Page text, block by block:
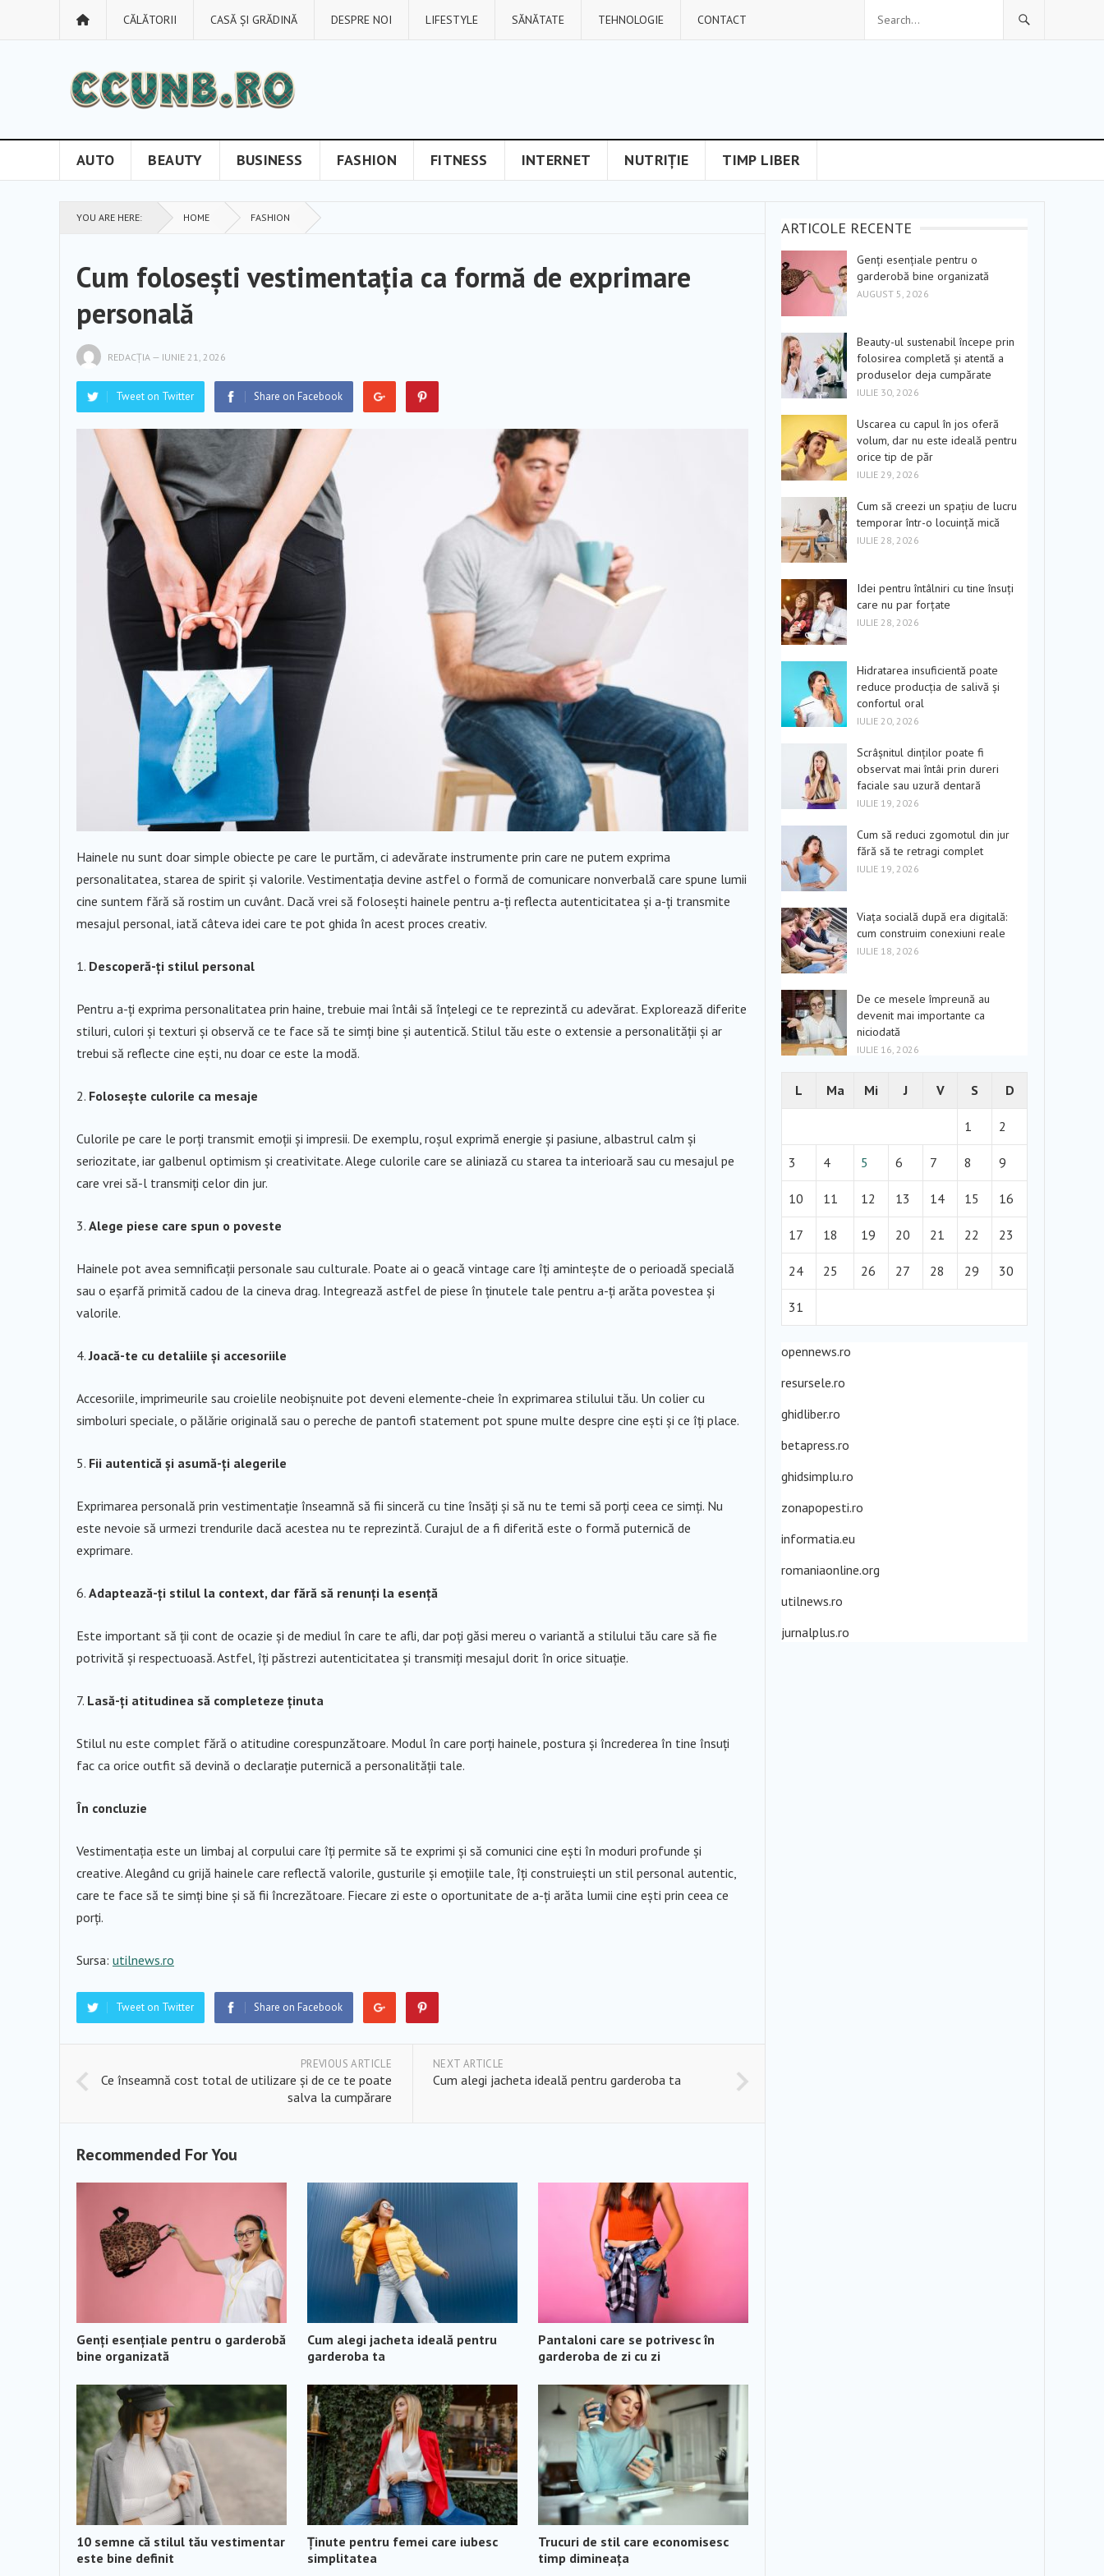
CĂLĂTORII CASĂ ȘI GRĂDINĂ DESPRE NOI LIFESTYLE SĂNĂTATE TEHNOLOGIE CONTACT
AUTO BEAUTY BUSINESS FASHION FITNESS INTERNET NUTRIȚIE TIMP LIBER
YOU ARE HERE: HOME FASHION
Cum folosești vestimentația ca formă de exprimare
personală
REDACȚIA — IUNIE 21, 2026
Tweet on Twitter Share on Facebook
Hainele nu sunt doar simple obiecte pe care le purtăm, ci adevărate instrumente prin care ne putem exprima
personalitatea, starea de spirit și valorile. Vestimentația devine astfel o formă de comunicare nonverbală care spune lumii
cine suntem fără să rostim un cuvânt. Dacă vrei să folosești hainele pentru a-ți reflecta autenticitatea și a-ți transmite
mesajul personal, iată câteva idei care te pot ghida în acest proces creativ.
Descoperă-ți stilul personal
Pentru a-ți exprima personalitatea prin haine, trebuie mai întâi să înțelegi ce te reprezintă cu adevărat. Explorează diferite
stiluri, culori și texturi și observă ce te face să te simți bine și autentică. Stilul tău este o extensie a personalității și ar
trebui să reflecte cine ești, nu doar ce este la modă.
Folosește culorile ca mesaje
Culorile pe care le porți transmit emoții și impresii. De exemplu, roșul exprimă energie și pasiune, albastrul calm și
seriozitate, iar galbenul optimism și creativitate. Alege culorile care se aliniază cu starea ta interioară sau cu mesajul pe
care vrei să-l transmiți celor din jur.
Alege piese care spun o poveste
Hainele pot avea semnificații personale sau culturale. Poate ai o geacă vintage care îți amintește de o perioadă specială
sau o eșarfă primită cadou de la cineva drag. Integrează astfel de piese în ținutele tale pentru a-ți arăta povestea și
valorile.
Joacă-te cu detaliile și accesoriile
Accesoriile, imprimeurile sau croielile neobișnuite pot deveni elemente-cheie în exprimarea stilului tău. Un colier cu
simboluri speciale, o pălărie originală sau o pereche de pantofi statement pot spune multe despre cine ești și ce îți place.
Fii autentică și asumă-ți alegerile
Exprimarea personală prin vestimentație înseamnă să fii sinceră cu tine însăți și să nu te temi să porți ceea ce simți. Nu
este nevoie să urmezi trendurile dacă acestea nu te reprezintă. Curajul de a fi diferită este o formă puternică de
exprimare.
Adaptează-ți stilul la context, dar fără să renunți la esență
Este important să ții cont de ocazie și de mediul în care te afli, dar poți găsi mereu o variantă a stilului tău care să fie
potrivită și respectuoasă. Astfel, îți păstrezi autenticitatea și transmiți mesajul dorit în orice situație.
Lasă-ți atitudinea să completeze ținuta
Stilul nu este complet fără o atitudine corespunzătoare. Modul în care porți hainele, postura și încrederea în tine însuți
fac ca orice outfit să devină o declarație puternică a personalității tale.
În concluzie
Vestimentația este un limbaj al corpului care îți permite să te exprimi și să comunici cine ești în moduri profunde și
creative. Alegând cu grijă hainele care reflectă valorile, gusturile și emoțiile tale, îți construiești un stil personal autentic,
care te face să te simți bine și să fii încrezătoare. Fiecare zi este o oportunitate de a-ți arăta lumii cine ești prin ceea ce
porți.
Sursa: utilnews.ro
Tweet on Twitter Share on Facebook
PREVIOUS ARTICLE
Ce înseamnă cost total de utilizare și de ce te poate
salva la cumpărare
NEXT ARTICLE
Cum alegi jacheta ideală pentru garderoba ta
Recommended For You
Genți esențiale pentru o garderobă
bine organizată
Cum alegi jacheta ideală pentru
garderoba ta
Pantaloni care se potrivesc în
garderoba de zi cu zi
10 semne că stilul tău vestimentar
este bine definit
Ținute pentru femei care iubesc
simplitatea
Trucuri de stil care economisesc
timp dimineața
ARTICOLE RECENTE
Genți esențiale pentru o
garderobă bine organizată
AUGUST 5, 2026
Beauty-ul sustenabil începe prin
folosirea completă și atentă a
produselor deja cumpărate
IULIE 30, 2026
Uscarea cu capul în jos oferă
volum, dar nu este ideală pentru
orice tip de păr
IULIE 29, 2026
Cum să creezi un spațiu de lucru
temporar într-o locuință mică
IULIE 28, 2026
Idei pentru întâlniri cu tine însuți
care nu par forțate
IULIE 28, 2026
Hidratarea insuficientă poate
reduce producția de salivă și
confortul oral
IULIE 20, 2026
Scrâșnitul dinților poate fi
observat mai întâi prin dureri
faciale sau uzură dentară
IULIE 19, 2026
Cum să reduci zgomotul din jur
fără să te retragi complet
IULIE 19, 2026
Viața socială după era digitală:
cum construim conexiuni reale
IULIE 18, 2026
De ce mesele împreună au
devenit mai importante ca
niciodată
IULIE 16, 2026
L Ma Mi J V S D
1 2
3 4 5 6 7 8 9
10 11 12 13 14 15 16
17 18 19 20 21 22 23
24 25 26 27 28 29 30
31
opennews.ro
resursele.ro
ghidliber.ro
betapress.ro
ghidsimplu.ro
zonapopesti.ro
informatia.eu
romaniaonline.org
utilnews.ro
jurnalplus.ro